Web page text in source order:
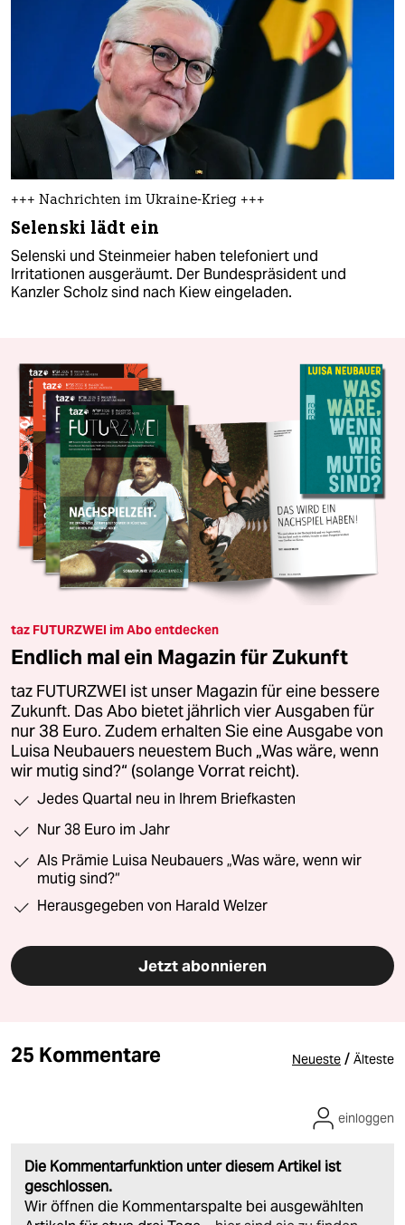
+++ Nachrichten im Ukraine-Krieg +++
Selenski lädt ein
Selenski und Steinmeier haben telefoniert und
Irritationen ausgeräumt. Der Bundespräsident und
Kanzler Scholz sind nach Kiew eingeladen.
taz FUTURZWEI im Abo entdecken
Endlich mal ein Magazin für Zukunft
taz FUTURZWEI ist unser Magazin für eine bessere
Zukunft. Das Abo bietet jährlich vier Ausgaben für
nur 38 Euro. Zudem erhalten Sie eine Ausgabe von
Luisa Neubauers neuestem Buch „Was wäre, wenn
wir mutig sind?“ (solange Vorrat reicht).
Jedes Quartal neu in Ihrem Briefkasten
Nur 38 Euro im Jahr
Als Prämie Luisa Neubauers „Was wäre, wenn wir
mutig sind?“
Herausgegeben von Harald Welzer
Jetzt abonnieren
25 Kommentare Neueste / Älteste
Die Kommentarfunktion unter diesem Artikel ist
geschlossen.
Wir öffnen die Kommentarspalte bei ausgewählten
einloggen